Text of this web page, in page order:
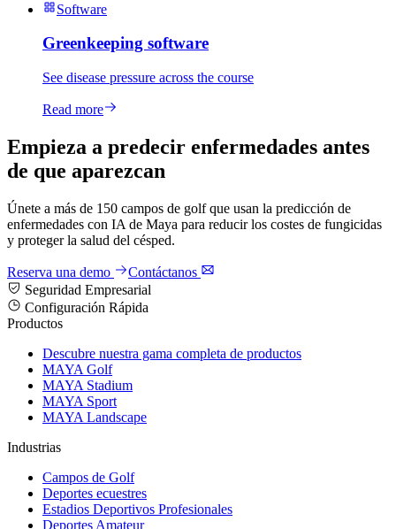
Software
Greenkeeping software
See disease pressure across the course
Read more
Empieza a predecir enfermedades antes
de que aparezcan
Únete a más de 150 campos de golf que usan la predicción de
enfermedades con IA de Maya para reducir los costes de fungicidas
y proteger la salud del césped.
Reserva una demo
Contáctanos
Seguridad Empresarial
Configuración Rápida
Productos
Descubre nuestra gama completa de productos
MAYA Golf
MAYA Stadium
MAYA Sport
MAYA Landscape
Industrias
Campos de Golf
Deportes ecuestres
Estadios Deportivos Profesionales
Deportes Amateur